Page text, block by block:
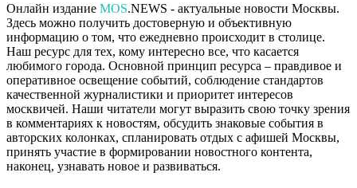
Онлайн издание MOS.NEWS - актуальные новости Москвы.
Здесь можно получить достоверную и объективную
информацию о том, что ежедневно происходит в столице.
Наш ресурс для тех, кому интересно все, что касается
любимого города. Основной принцип ресурса – правдивое и
оперативное освещение событий, соблюдение стандартов
качественной журналистики и приоритет интересов
москвичей. Наши читатели могут выразить свою точку зрения
в комментариях к новостям, обсудить знаковые события в
авторских колонках, спланировать отдых с афишей Москвы,
принять участие в формировании новостного контента,
наконец, узнавать новое и развиваться.